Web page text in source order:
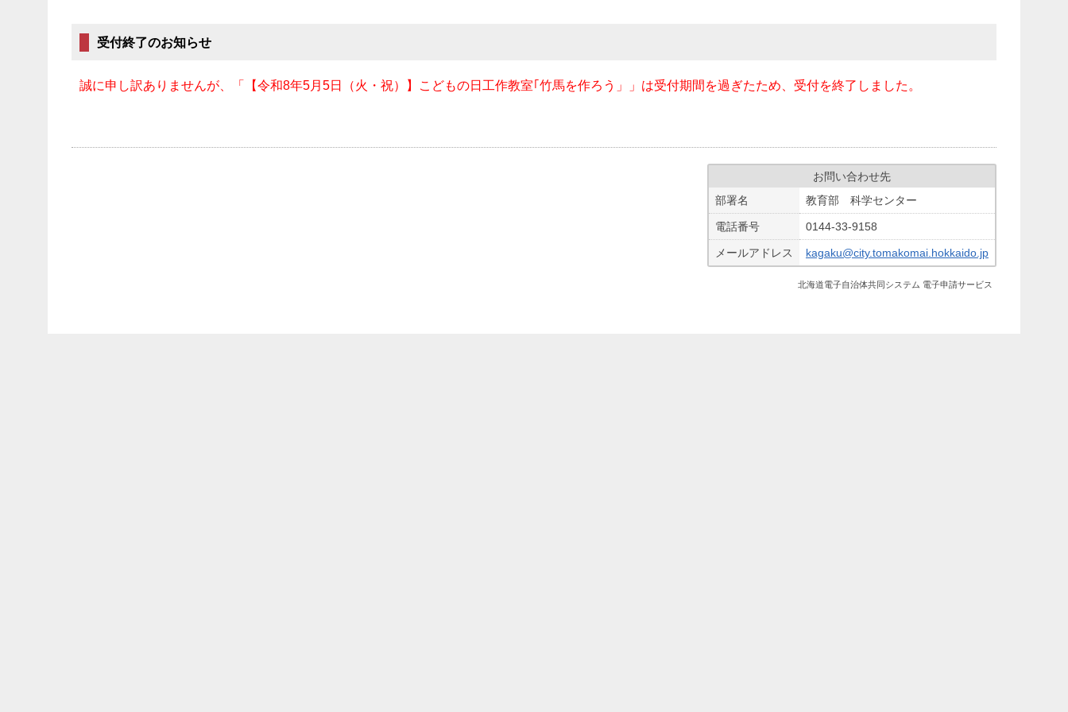
受付終了のお知らせ
誠に申し訳ありませんが、「【令和8年5月5日（火・祝）】こどもの日工作教室｢竹馬を作ろう」」は受付期間を過ぎたため、受付を終了しました。
お問い合わせ先
部署名
教育部 科学センター
電話番号 0144-33-9158
メールアドレス kagaku@city.tomakomai.hokkaido.jp
北海道電子自治体共同システム 電子申請サービス